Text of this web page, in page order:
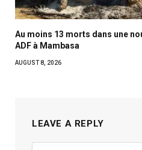
Au moins 13 morts dans une
ADF à Mambasa
AUGUST 8, 2026
LEAVE A REPLY